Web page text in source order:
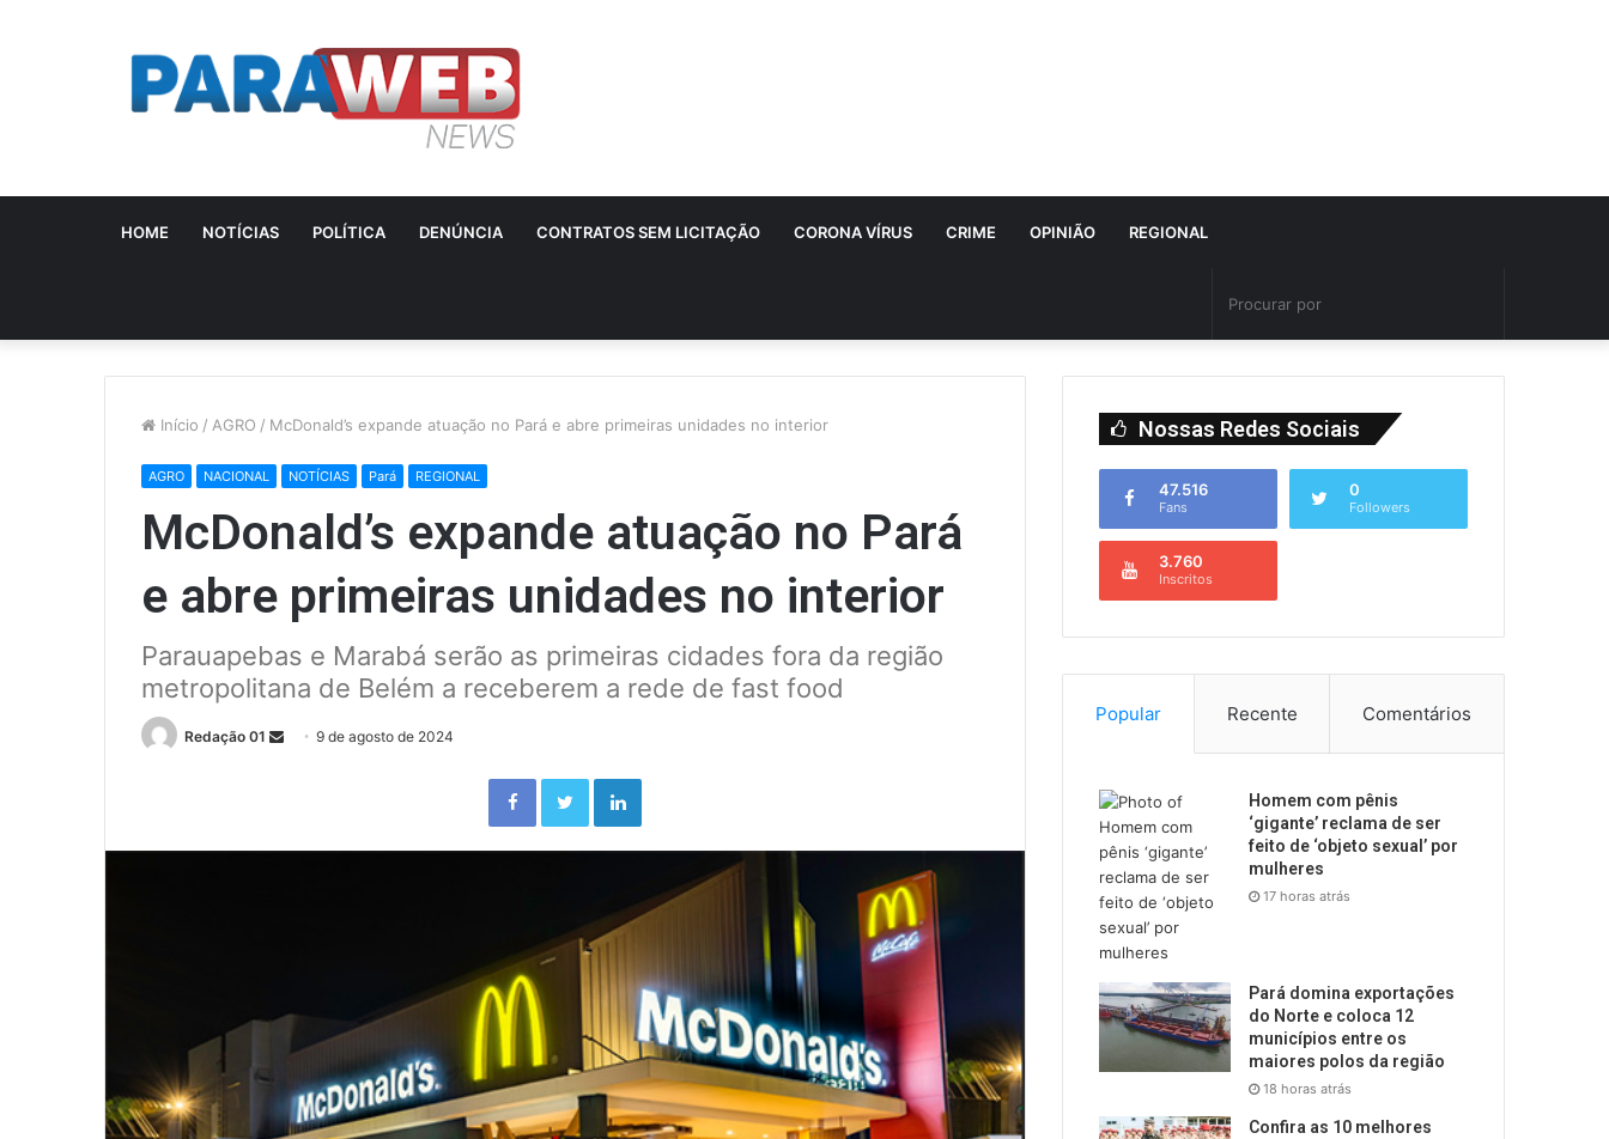
HOME NOTÍCIAS POLÍTICA DENÚNCIA CONTRATOS SEM LICITAÇÃO CORONA VÍRUS CRIME OPINIÃO REGIONAL
Início / AGRO / McDonald’s expande atuação no Pará e abre primeiras unidades no interior
AGRO NACIONAL NOTÍCIAS Pará REGIONAL
McDonald’s expande atuação no Pará
e abre primeiras unidades no interior
Parauapebas e Marabá serão as primeiras cidades fora da região
metropolitana de Belém a receberem a rede de fast food
Redação 01
Send9 de agosto de 2024
FacebookTwitterLinkedin
Nossas Redes Sociais
47.516
Fans
0
Followers
3.760
Inscritos
Popular Recente Comentários
Homem com pênis
‘gigante’ reclama de ser
feito de ‘objeto sexual’ por
mulheres
17 horas atrás
Pará domina exportações
do Norte e coloca 12
municípios entre os
maiores polos da região
18 horas atrás
Confira as 10 melhores